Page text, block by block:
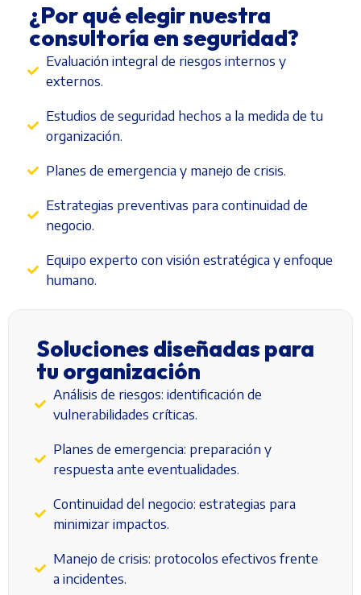
¿Por qué elegir nuestra
consultoría en seguridad?
Evaluación integral de riesgos internos y
externos.
Estudios de seguridad hechos a la medida de tu
organización.
Planes de emergencia y manejo de crisis.
Estrategias preventivas para continuidad de
negocio.
Equipo experto con visión estratégica y enfoque
humano.
Soluciones diseñadas para
tu organización
Análisis de riesgos: identificación de
vulnerabilidades críticas.
Planes de emergencia: preparación y
respuesta ante eventualidades.
Continuidad del negocio: estrategias para
minimizar impactos.
Manejo de crisis: protocolos efectivos frente
a incidentes.